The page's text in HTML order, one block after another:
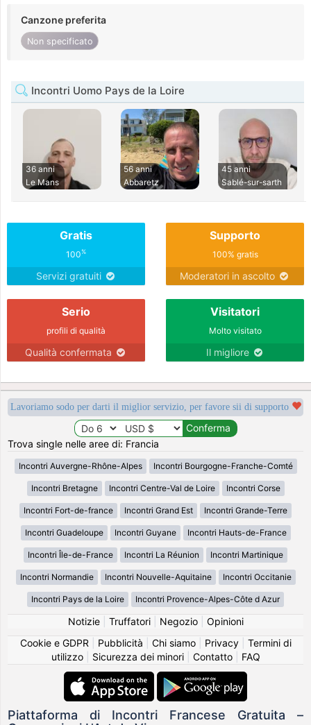
Canzone preferita
Non specificato
Incontri Uomo Pays de la Loire
36 anni
Le Mans
56 anni
Abbaretz
45 anni
Sablé-sur-sarth
Gratis
100%
Servizi gratuiti
Supporto
100% gratis
Moderatori in ascolto
Serio
profili di qualità
Qualità confermata
Visitatori
Molto visitato
Il migliore
Lavoriamo sodo per darti il miglior servizio, per favore sii di supporto
Trova single nelle aree di: Francia
Incontri Auvergne-Rhône-Alpes Incontri Bourgogne-Franche-Comté
Incontri Bretagne Incontri Centre-Val de Loire Incontri Corse
Incontri Fort-de-france Incontri Grand Est Incontri Grande-Terre
Incontri Guadeloupe Incontri Guyane Incontri Hauts-de-France
Incontri Île-de-France Incontri La Réunion Incontri Martinique
Incontri Normandie Incontri Nouvelle-Aquitaine Incontri Occitanie
Incontri Pays de la Loire Incontri Provence-Alpes-Côte d Azur
Notizie| Truffatori| Negozio| Opinioni
Cookie e GDPR
Pubblicità Chi siamo| Privacy| Termini di
utilizzo| Sicurezza dei minori| Contatto| FAQ
Piattaforma di Incontri Francese Gratuita –